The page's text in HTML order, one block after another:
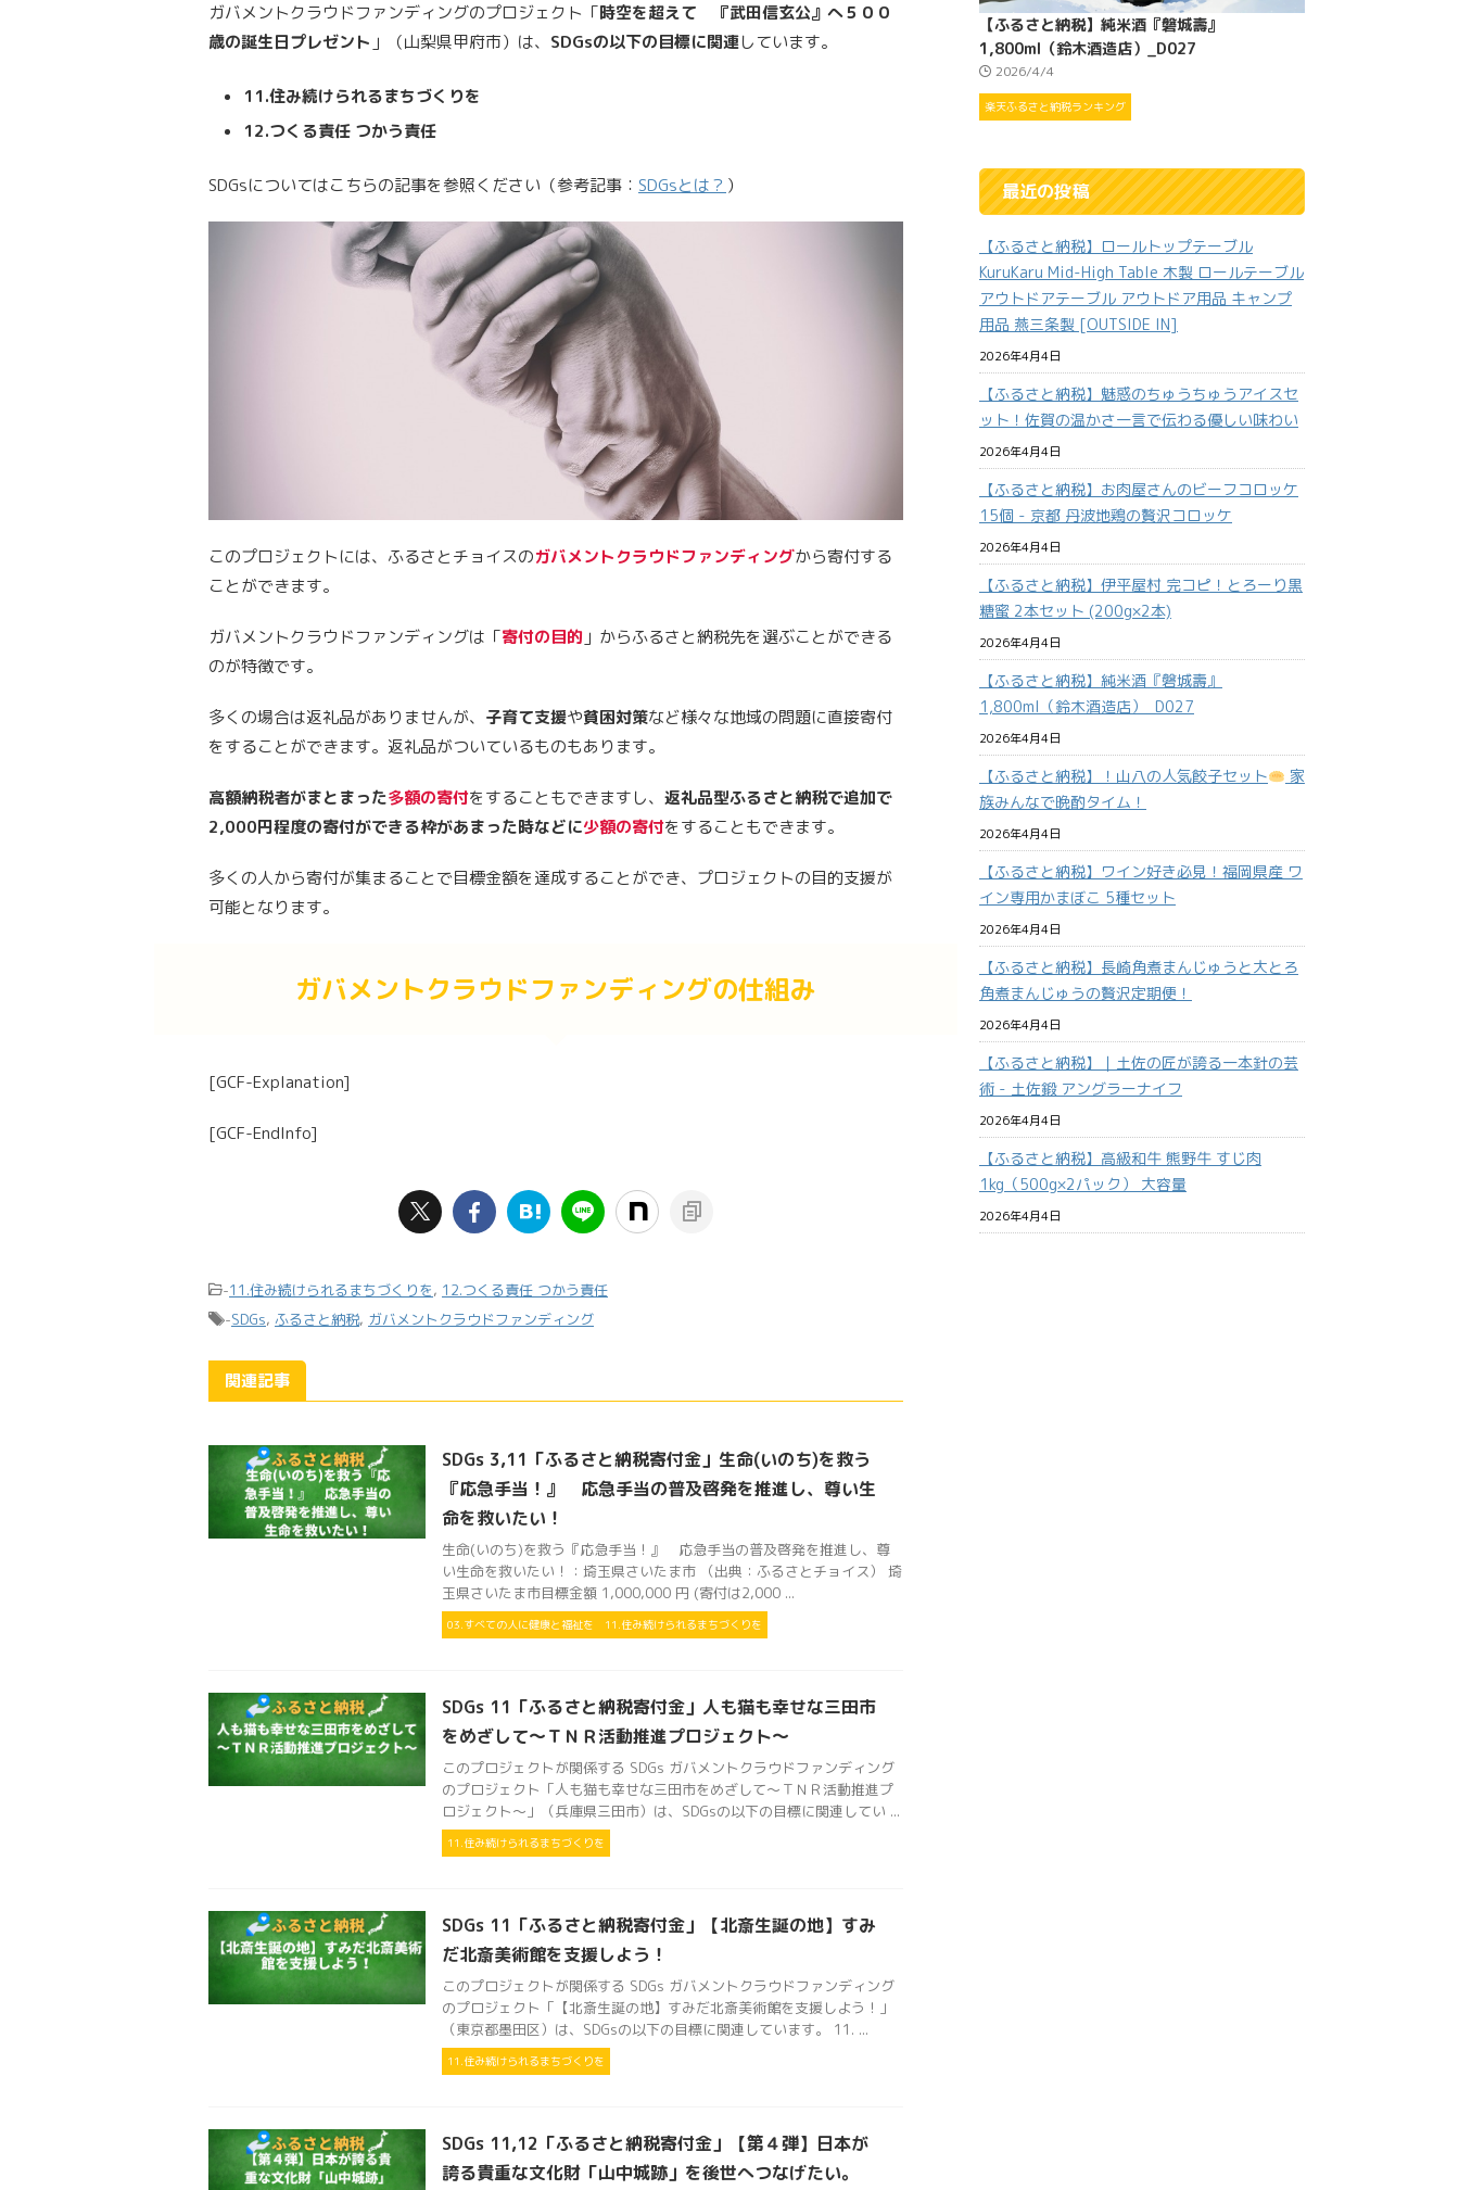
ガバメントクラウドファンディングのプロジェクト「時空を超えて 『武田信玄公』へ５００
歳の誕生日プレゼント 」（山梨県甲府市）は、 SDGsの以下の目標に関連しています。
11.住み続けられるまちづくりを
12.つくる責任 つかう責任
SDGsについてはこちらの記事を参照ください（参考記事： SDGsとは？ ）
このプロジェクトには、ふるさとチョイスのガバメントクラウドファンディングから寄付する
ことができます。
ガバメントクラウドファンディングは「寄付の目的 」からふるさと納税先を選ぶことができる
のが特徴です。
多くの場合は返礼品がありませんが、 子育て支援や貧困対策など様々な地域の問題に直接寄付
をすることができます。返礼品がついているものもあります。
高額納税者がまとまった多額の寄付をすることもできますし、 返礼品型ふるさと納税で追加で
2,000円程度の寄付ができる枠があまった時などに少額の寄付をすることもできます。
多くの人から寄付が集まることで目標金額を達成することができ、プロジェクトの目的支援が
可能となります。
ガバメントクラウドファンディングの仕組み
[GCF-Explanation]
[GCF-EndInfo]
-11.住み続けられるまちづくりを, 12.つくる責任 つかう責任
-SDGs, ふるさと納税, ガバメントクラウドファンディング
関連記事
SDGs 3,11「ふるさと納税寄付金」生命(いのち)を救う
『応急手当！』 応急手当の普及啓発を推進し、尊い生
命を救いたい！
生命(いのち)を救う『応急手当！』 応急手当の普及啓発を推進し、尊
い生命を救いたい！：埼玉県さいたま市 （出典：ふるさとチョイス） 埼
玉県さいたま市目標金額 1,000,000 円 (寄付は2,000 ...
03.すべての人に健康と福祉を 11.住み続けられるまちづくりを
SDGs 11「ふるさと納税寄付金」人も猫も幸せな三田市
をめざして～ＴＮＲ活動推進プロジェクト～
このプロジェクトが関係する SDGs ガバメントクラウドファンディング
のプロジェクト「人も猫も幸せな三田市をめざして～ＴＮＲ活動推進プ
ロジェクト～」（兵庫県三田市）は、SDGsの以下の目標に関連してい ...
11.住み続けられるまちづくりを
SDGs 11「ふるさと納税寄付金」【北斎生誕の地】すみ
だ北斎美術館を支援しよう！
このプロジェクトが関係する SDGs ガバメントクラウドファンディング
のプロジェクト「【北斎生誕の地】すみだ北斎美術館を支援しよう！」
（東京都墨田区）は、SDGsの以下の目標に関連しています。 11. ...
11.住み続けられるまちづくりを
SDGs 11,12「ふるさと納税寄付金」【第４弾】日本が
誇る貴重な文化財「山中城跡」を後世へつなげたい。
【ふるさと納税】純米酒『磐城壽』
1,800ml（鈴木酒造店）_D027
2026/4/4
楽天ふるさと納税ランキング
最近の投稿
【ふるさと納税】ロールトップテーブル
KuruKaru Mid-High Table 木製 ロールテーブル
アウトドアテーブル アウトドア用品 キャンプ
用品 燕三条製 [OUTSIDE IN]
2026年4月4日
【ふるさと納税】魅惑のちゅうちゅうアイスセ
ット！佐賀の温かさ一言で伝わる優しい味わい
2026年4月4日
【ふるさと納税】お肉屋さんのビーフコロッケ
15個 - 京都 丹波地鶏の贅沢コロッケ
2026年4月4日
【ふるさと納税】伊平屋村 完コピ！とろーり黒
糖蜜 2本セット (200g×2本)
2026年4月4日
【ふるさと納税】純米酒『磐城壽』
1,800ml（鈴木酒造店）_D027
2026年4月4日
【ふるさと納税】！山八の人気餃子セット
家
族みんなで晩酌タイム！
2026年4月4日
【ふるさと納税】ワイン好き必見！福岡県産 ワ
イン専用かまぼこ 5種セット
2026年4月4日
【ふるさと納税】長崎角煮まんじゅうと大とろ
角煮まんじゅうの贅沢定期便！
2026年4月4日
【ふるさと納税】｜土佐の匠が誇る一本針の芸
術 - 土佐鍛 アングラーナイフ
2026年4月4日
【ふるさと納税】高級和牛 熊野牛 すじ肉
1kg（500g×2パック） 大容量
2026年4月4日